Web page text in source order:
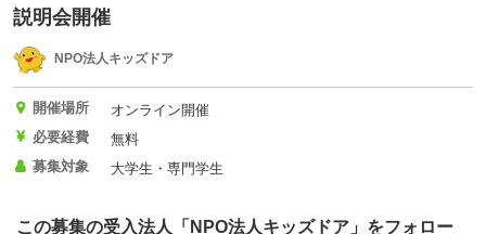
説明会開催
NPO法人キッズドア
開催場所
オンライン開催
必要経費
無料
募集対象
大学生・専門学生
この募集の受入法人「NPO法人キッズドア」をフォロー